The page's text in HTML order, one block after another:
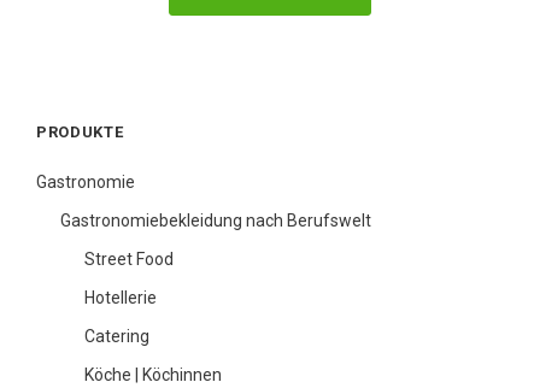
PRODUKTE
Gastronomie
Gastronomiebekleidung nach Berufswelt
Street Food
Hotellerie
Catering
Köche | Köchinnen